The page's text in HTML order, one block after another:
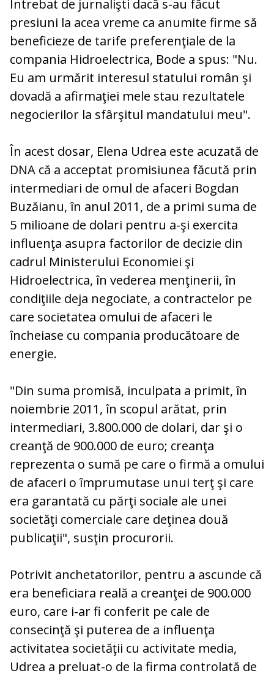
Întrebat de jurnalişti dacă s-au făcut
presiuni la acea vreme ca anumite firme să
beneficieze de tarife preferenţiale de la
compania Hidroelectrica, Bode a spus: "Nu.
Eu am urmărit interesul statului român şi
dovadă a afirmaţiei mele stau rezultatele
negocierilor la sfârşitul mandatului meu".
În acest dosar, Elena Udrea este acuzată de
DNA că a acceptat promisiunea făcută prin
intermediari de omul de afaceri Bogdan
Buzăianu, în anul 2011, de a primi suma de
5 milioane de dolari pentru a-şi exercita
influenţa asupra factorilor de decizie din
cadrul Ministerului Economiei şi
Hidroelectrica, în vederea menţinerii, în
condiţiile deja negociate, a contractelor pe
care societatea omului de afaceri le
încheiase cu compania producătoare de
energie.
"Din suma promisă, inculpata a primit, în
noiembrie 2011, în scopul arătat, prin
intermediari, 3.800.000 de dolari, dar şi o
creanţă de 900.000 de euro; creanţa
reprezenta o sumă pe care o firmă a omului
de afaceri o împrumutase unui terţ şi care
era garantată cu părţi sociale ale unei
societăţi comerciale care deţinea două
publicaţii", susţin procurorii.
Potrivit anchetatorilor, pentru a ascunde că
era beneficiara reală a creanţei de 900.000
euro, care i-ar fi conferit pe cale de
consecinţă şi puterea de a influenţa
activitatea societăţii cu activitate media,
Udrea a preluat-o de la firma controlată de